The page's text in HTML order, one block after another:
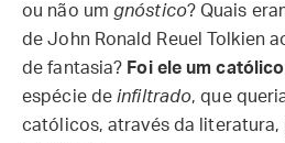
ou não um gnóstico? Quais
de John Ronald Reuel Tolkien
de fantasia? Foi ele um
espécie deinfiltrado, que
católicos, através da literatura,